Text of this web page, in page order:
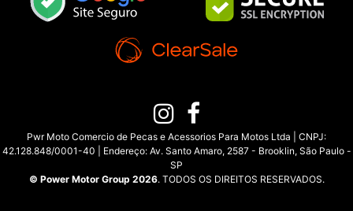
Pwr Moto Comercio de Pecas e Acessorios Para Motos Ltda | CNPJ:
42.128.848/0001-40 | Endereço: Av. Santo Amaro, 2587 - Brooklin, São Paulo -
SP
© Power Motor Group 2026. TODOS OS DIREITOS RESERVADOS.